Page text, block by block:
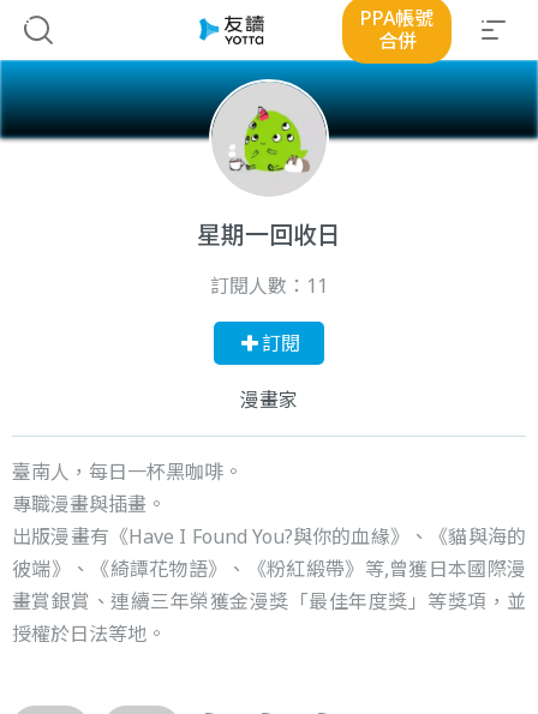
PPA帳號
合併
星期一回收日
訂閱人數： 11
訂閱
漫畫家
臺南人，每日一杯黑咖啡。
專職漫畫與插畫。
出版漫畫有《Have I Found You?與你的血緣》、《貓與海的
彼端》、《綺譚花物語》、《粉紅緞帶》等,曾獲日本國際漫
畫賞銀賞、連續三年榮獲金漫獎「最佳年度獎」等獎項，並
授權於日法等地。